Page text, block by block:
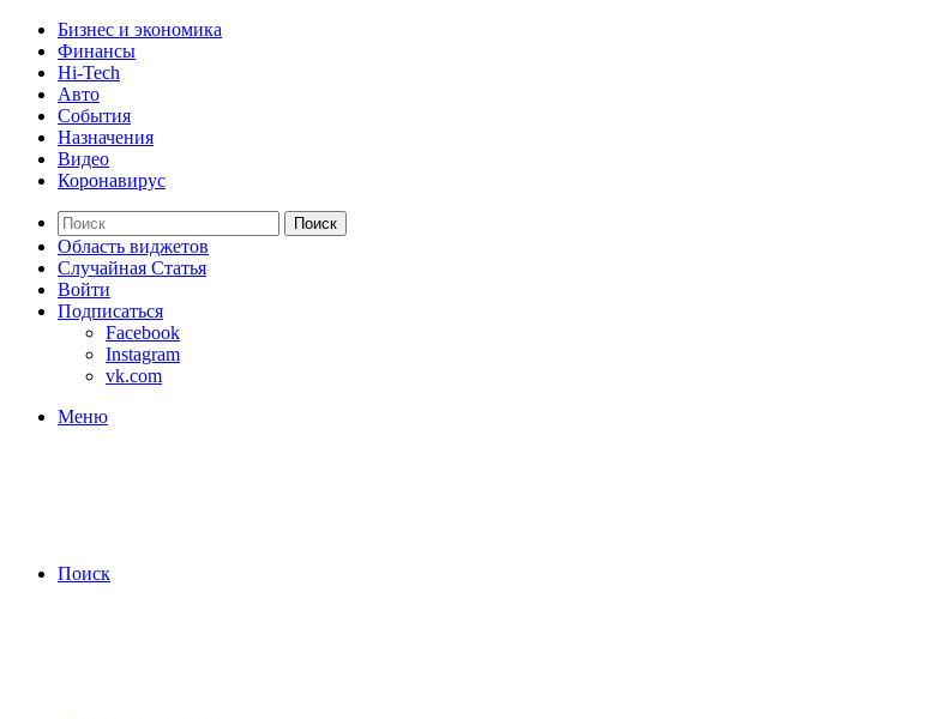
Бизнес и экономика
Финансы
Hi-Tech
Авто
События
Назначения
Видео
Коронавирус
Поиск
Область виджетов
Случайная Статья
Войти
Подписаться
Facebook
Instagram
vk.com
Меню
Поиск